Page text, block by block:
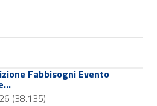
Fabbisogni Evento
(38.135)